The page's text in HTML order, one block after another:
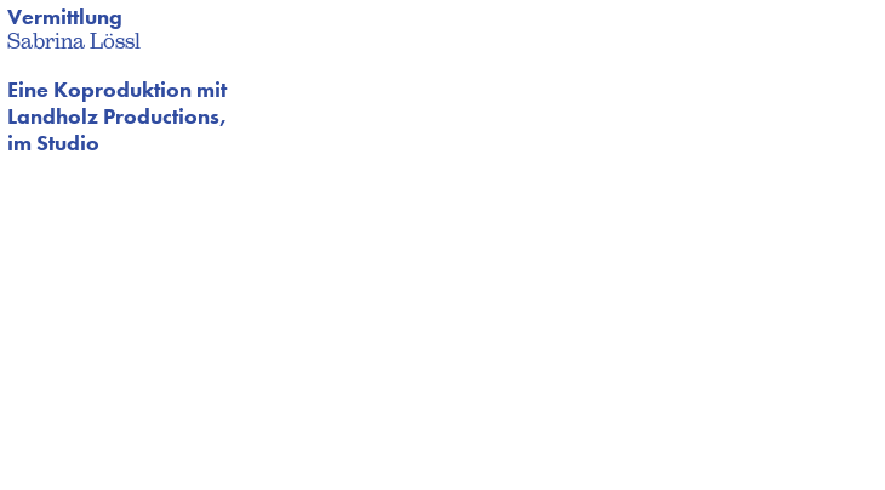
Vermittlung
Sabrina Lössl
Eine Koproduktion mit
Landholz Productions,
im Studio